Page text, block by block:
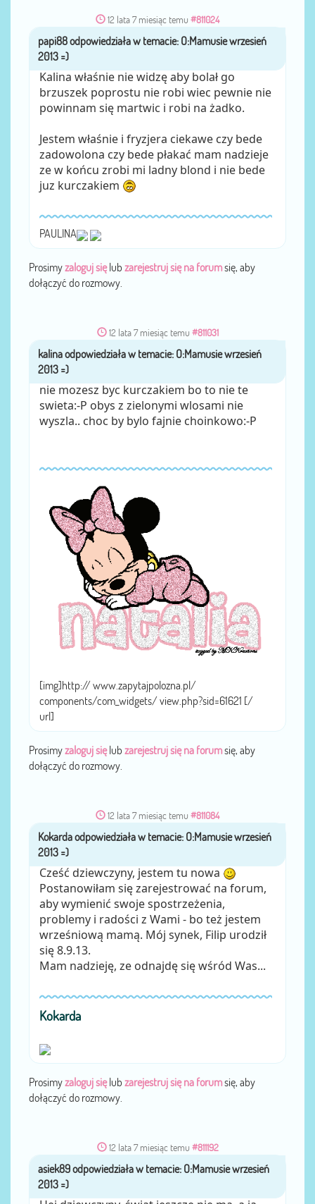
12 lata 7 miesiąc temu #811024
przezpapi88
Kalina właśnie nie widzę aby bolał go
brzuszek poprostu nie robi wiec pewnie nie
powinnam się martwic i robi na żadko.
Jestem właśnie i fryzjera ciekawe czy bede
zadowolona czy bede płakać mam nadzieje
ze w końcu zrobi mi ladny blond i nie bede
juz kurczakiem
PAULINA
Prosimyzaloguj sięlub zarejestruj się na forumsię, aby
dołączyć do rozmowy.
12 lata 7 miesiąc temu #811031
przezkalina
nie mozesz byc kurczakiem bo to nie te
swieta:-P obys z zielonymi wlosami nie
wyszla.. choc by bylo fajnie choinkowo:-P
[img]http:// www.zapytajpolozna.pl/
components/com_widgets/ view.php?sid=61621 [/
url]
Prosimyzaloguj sięlub zarejestruj się na forumsię, aby
dołączyć do rozmowy.
12 lata 7 miesiąc temu #811084
przezKokarda
Cześć dziewczyny, jestem tu nowa
Postanowiłam się zarejestrować na forum,
aby wymienić swoje spostrzeżenia,
problemy i radości z Wami - bo też jestem
wrześniową mamą. Mój synek, Filip urodził
się 8.9.13.
Mam nadzieję, ze odnajdę się wśród Was...
Kokarda
Prosimyzaloguj sięlub zarejestruj się na forumsię, aby
dołączyć do rozmowy.
12 lata 7 miesiąc temu #811192
przezasiek89